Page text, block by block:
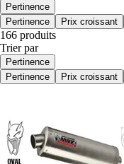
Pertinence
Pertinence
Prix croissant
166 produits
Trier par
Pertinence
Pertinence
Prix croissant